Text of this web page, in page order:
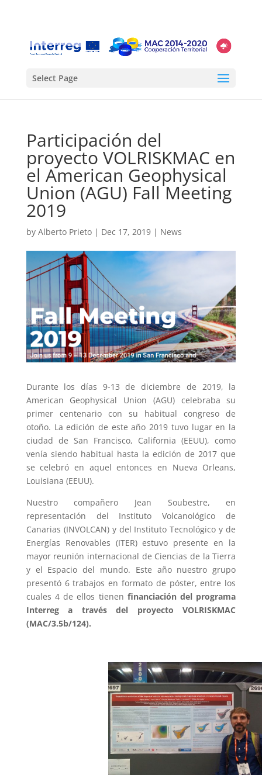
Select Page
Participación del
proyecto VOLRISKMAC en
el American Geophysical
Union (AGU) Fall Meeting
2019
by Alberto Prieto| Dec 17, 2019| News
Durante los días 9-13 de diciembre de 2019, la
American Geophysical Union (AGU) celebraba su
primer centenario con su habitual congreso de
otoño. La edición de este año 2019 tuvo lugar en la
ciudad de San Francisco, California (EEUU), como
venía siendo habitual hasta la edición de 2017 que
se celebró en aquel entonces en Nueva Orleans,
Louisiana (EEUU).
Nuestro compañero Jean Soubestre, en
representación del Instituto Volcanológico de
Canarias (INVOLCAN) y del Instituto Tecnológico y de
Energías Renovables (ITER) estuvo presente en la
mayor reunión internacional de Ciencias de la Tierra
y el Espacio del mundo. Este año nuestro grupo
presentó 6 trabajos en formato de póster, entre los
cuales 4 de ellos tienen financiación del programa
Interreg a través del proyecto VOLRISKMAC
(MAC/3.5b/124).